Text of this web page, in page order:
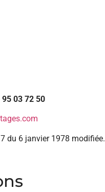
95 03 72 50
du 6 janvier 1978 modifiée.